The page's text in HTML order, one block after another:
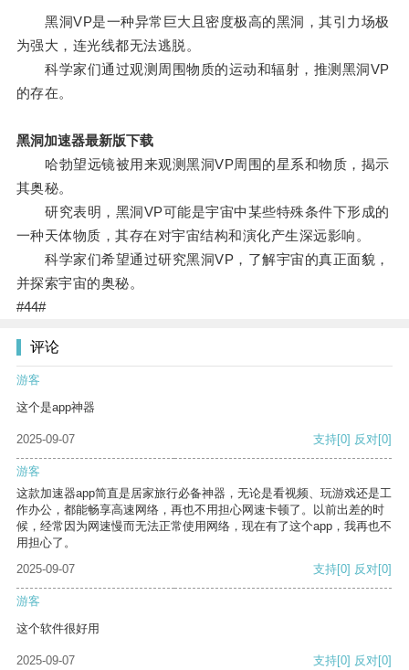
黑洞VP是一种异常巨大且密度极高的黑洞，其引力场极
为强大，连光线都无法逃脱。
科学家们通过观测周围物质的运动和辐射，推测黑洞VP
的存在。
黑洞加速器最新版下载
哈勃望远镜被用来观测黑洞VP周围的星系和物质，揭示
其奥秘。
研究表明，黑洞VP可能是宇宙中某些特殊条件下形成的
一种天体物质，其存在对宇宙结构和演化产生深远影响。
科学家们希望通过研究黑洞VP，了解宇宙的真正面貌，
并探索宇宙的奥秘。
#44#
评论
游客
这个是app神器
2025-09-07 支持[0] 反对[0]
游客
这款加速器app简直是居家旅行必备神器，无论是看视频、玩游戏还是工
作办公，都能畅享高速网络，再也不用担心网速卡顿了。以前出差的时
候，经常因为网速慢而无法正常使用网络，现在有了这个app，我再也不
用担心了。
2025-09-07
支持[0] 反对[0]
游客
这个软件很好用
2025-09-07 支持[0] 反对[0]